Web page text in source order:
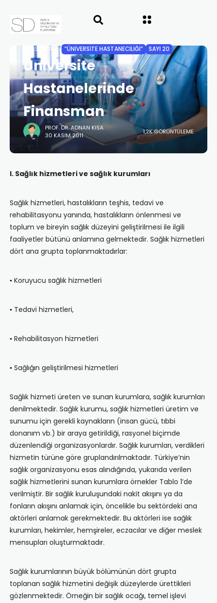
ANASAYFA ”ÜNIVERSITE HASTANECILIĞI” SAYI 20
Üniversite
Hastanelerinde
Finansman
PROF. DR. ADNAN KISA
30 KASIM 2011
1,2K GÖRÜNTÜLEME
I. Sağlık hizmetleri ve sağlık kurumları
Sağlık hizmetleri, hastalıkların teşhis, tedavi ve
rehabilitasyonu yanında, hastalıkların önlenmesi ve
toplum ve bireyin sağlık düzeyini geliştirilmesi ile ilgili
faaliyetler bütünü anlamına gelmektedir. Sağlık hizmetleri
dört ana grupta toplanmaktadırlar:
▪ Koruyucu sağlık hizmetleri
▪ Tedavi hizmetleri,
▪ Rehabilitasyon hizmetleri
▪ Sağlığın geliştirilmesi hizmetleri
Sağlık hizmeti üreten ve sunan kurumlara, sağlık kurumları
denilmektedir. Sağlık kurumu, sağlık hizmetleri üretim ve
sunumu için gerekli kaynakların (insan gücü, tıbbi
donanım vb.) bir araya getirildiği, rasyonel biçimde
düzenlendiği organizasyonlardır. Sağlık kurumları, verdikleri
hizmetin türüne göre gruplandırılmaktadır. Türkiye’nin
sağlık organizasyonu esas alındığında, yukarıda verilen
sağlık hizmetlerini sunan kurumlara örnekler Tablo 1’de
verilmiştir. Bir sağlık kuruluşundaki nakit akışını ya da
fonların akışını anlamak için, öncelikle bu sektördeki ana
aktörleri anlamak gerekmektedir. Bu aktörleri ise sağlık
kurumları, hekimler, hemşireler, eczacılar ve diğer meslek
mensupları oluşturmaktadır.
Sağlık kurumlarının büyük bölümünün dört grupta
toplanan sağlık hizmetini değişik düzeylerde ürettikleri
gözlenmektedir. Örneğin bir sağlık ocağı, temel işlevi